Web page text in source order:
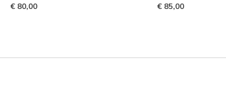
€ 80,00 € 85,00